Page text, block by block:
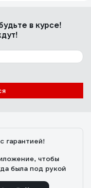
в курсе!
гарантией!
чтобы
была под рукой